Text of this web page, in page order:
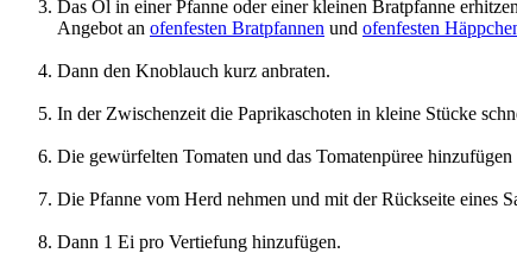
Das Öl in einer Pfanne oder einer kleinen Bratpfanne
Angebot an ofenfesten Bratpfannen und ofenfesten
Dann den Knoblauch kurz anbraten.
In der Zwischenzeit die Paprikaschoten in kleine Stücke
Die gewürfelten Tomaten und das Tomatenpüree
Die Pfanne vom Herd nehmen und mit der Rückseite eines
Dann 1 Ei pro Vertiefung hinzufügen.